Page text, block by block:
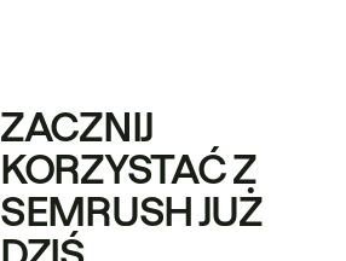
ZACZNIJ
KORZYSTAĆ Z
SEMRUSH JUŻ